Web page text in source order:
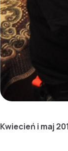
Kwiecień i maj